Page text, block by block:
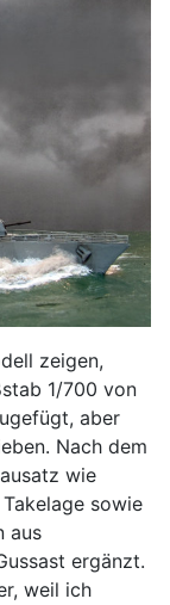
zeigen,
1/700 von
aber
Nach dem
wie
sowie
aus
ergänzt.
weil ich